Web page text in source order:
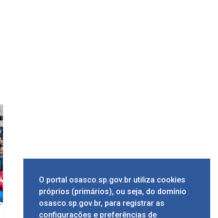
O portal osasco.sp.gov.br utiliza cookies
próprios (primários), ou seja, do domínio
osasco.sp.gov.br, para registrar as
configurações e preferências de